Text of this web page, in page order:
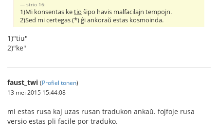
strio 16:
1)Mi konsentas ketio ŝipo havis malfacilajn tempojn.
2)Sed mi certegas (*) ĝi ankoraŭ estas kosmoinda.
1)"tiu"
2)"ke"
faust_twi (Profiel tonen)
13 mei 2015 15:44:08
mi estas rusa kaj uzas rusan tradukon ankaŭ. fojfoje rusa
versio estas pli facile por traduko.